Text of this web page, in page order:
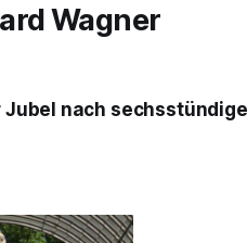
Wagner
nach